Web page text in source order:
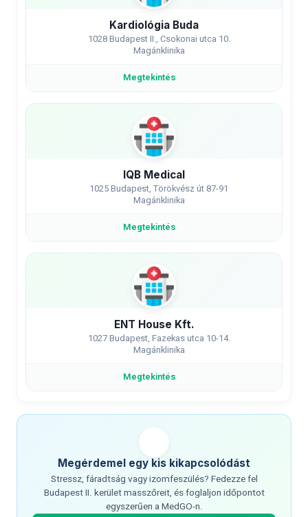
Kardiológia Buda
1028 Budapest II., Csokonai utca 10.
Magánklinika
Megtekintés
IQB Medical
1025 Budapest, Törökvész út 87-91
Magánklinika
Megtekintés
ENT House Kft.
1027 Budapest, Fazekas utca 10-14.
Magánklinika
Megtekintés
Megérdemel egy kis kikapcsolódást
Stressz, fáradtság vagy izomfeszülés? Fedezze fel
Budapest II. kerület masszőreit, és foglaljon időpontot
egyszerűen a MedGO-n.